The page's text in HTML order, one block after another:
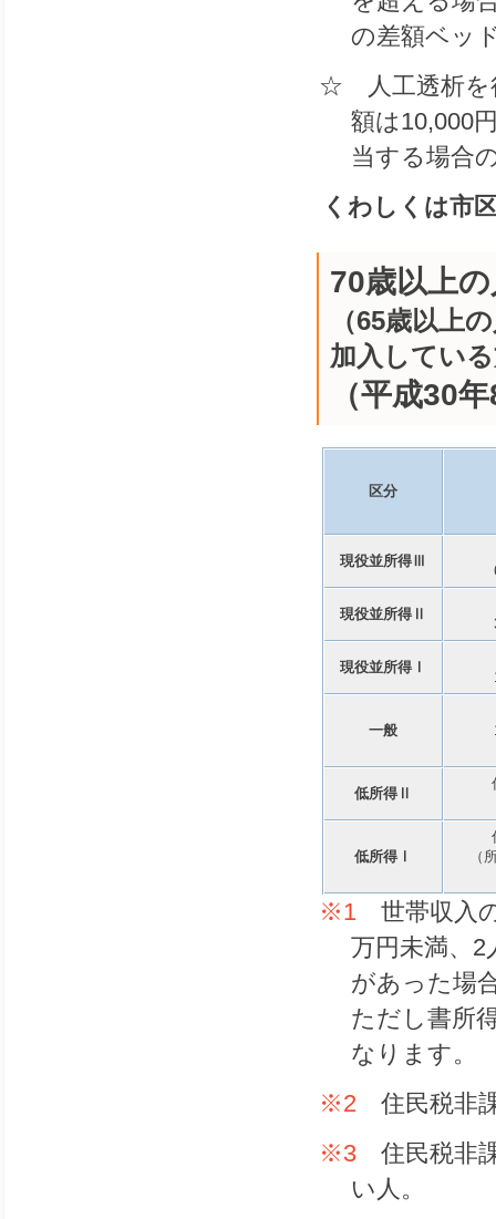
の差額ベッ
☆ 人工透析を
額は10,000
当する場合
くわしくは市
70歳以上
（65歳以上
加入してい
（平成30
区分
現役並所得Ⅲ
現役並所得Ⅱ
現役並所得Ⅰ
一般
低所得Ⅱ
低所得Ⅰ
（
※1 世帯収入
万円未満、2
があった場
ただし書所
なります。
※2 住民税非
※3 住民税非
い人。